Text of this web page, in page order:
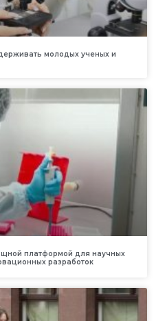
молодых ученых и
платформой для научных
разработок